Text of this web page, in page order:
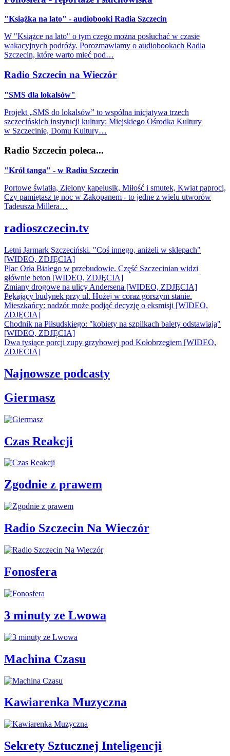
"Książka na lato" - audiobooki Radia Szczecin
W "Książce na lato" o tym czego można posłuchać w czasie
wakacyjnych podróży. Porozmawiamy o audiobookach Radia
Szczecin, które warto mieć pod…
Radio Szczecin na Wieczór
"SMS dla lokalsów"
Projekt „SMS do lokalsów” to wspólna inicjatywa trzech
szczecińskich instytucji kultury: Miejskiego Ośrodka Kultury
w Szczecinie, Domu Kultury…
Radio Szczecin poleca...
"Król tanga" - w Radiu Szczecin
Portowe światła, Zielony kapelusik, Miłość i smutek, Kwiat paproci,
Czy pamiętasz tę noc w Zakopanem - to jedne z wielu utworów
Tadeusza Millera…
radioszczecin.tv
Letni Jarmark Szczeciński. "Coś innego, aniżeli w sklepach"
[WIDEO, ZDJĘCIA]
Plac Orła Białego w przebudowie. Część Szczecinian widzi
głównie beton [WIDEO, ZDJĘCIA]
Zmiany drogowe na ulicy Andersena [WIDEO, ZDJĘCIA]
Pękający budynek przy ul. Hożej w coraz gorszym stanie.
Mieszkańcy: nadzór może podjąć decyzję o eksmisji [WIDEO,
ZDJĘCIA]
Chodnik na Piłsudskiego: "kobiety na szpilkach balety odstawiają"
[WIDEO, ZDJĘCIA]
Dwa tysiące porcji zupy grzybowej pod Kołobrzegiem [WIDEO,
ZDJECIA]
Najnowsze podcasty
Giermasz
Czas Reakcji
Zgodnie z prawem
Radio Szczecin Na Wieczór
Fonosfera
3 minuty ze Lwowa
Machina Czasu
Kawiarenka Muzyczna
Sekrety Sztucznej Inteligencji